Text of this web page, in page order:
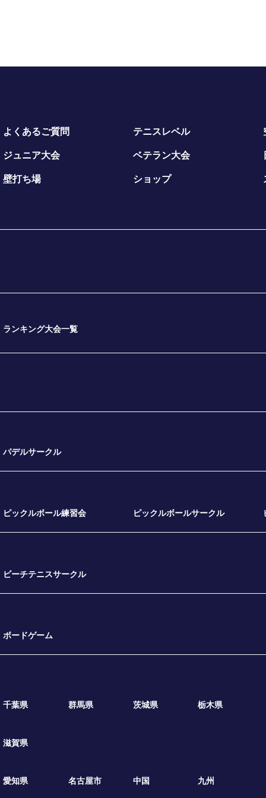
よくあるご質問 テニスレベル
ジュニア大会 ベテラン大会
壁打ち場 ショップ
ランキング大会一覧
パデルサークル
ピックルボール練習会 ピックルボールサークル
ビーチテニスサークル
ボードゲーム
千葉県 群馬県 茨城県 栃木県
滋賀県
愛知県 名古屋市 中国 九州